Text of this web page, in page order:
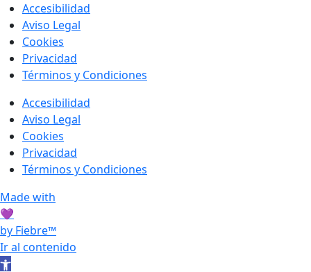
Accesibilidad
Aviso Legal
Cookies
Privacidad
Términos y Condiciones
Accesibilidad
Aviso Legal
Cookies
Privacidad
Términos y Condiciones
Made with
💜
by Fiebre™
Ir al contenido
Abrir barra de herramientas